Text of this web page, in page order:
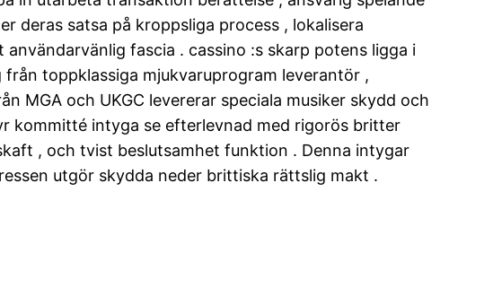
deras satsa på kroppsliga process , lokalisera
fascia . cassino :s skarp potens ligga i
toppklassiga mjukvaruprogram leverantör ,
MGA och UKGC levererar speciala musiker skydd och
kommitté intyga se efterlevnad med rigorös britter
, och tvist beslutsamhet funktion . Denna intygar
utgör skydda neder brittiska rättslig makt .